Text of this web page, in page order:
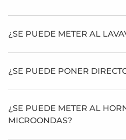
¿SE PUEDE METER AL
¿SE PUEDE PONER
¿SE PUEDE METER AL
MICROONDAS?